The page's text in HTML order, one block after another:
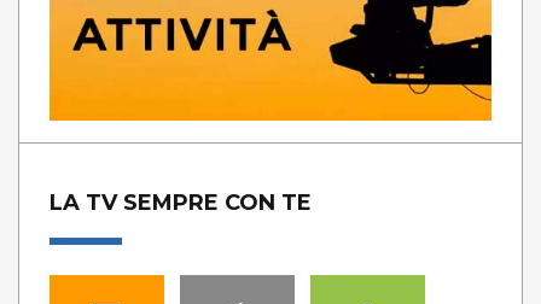
LA TV SEMPRE CON TE